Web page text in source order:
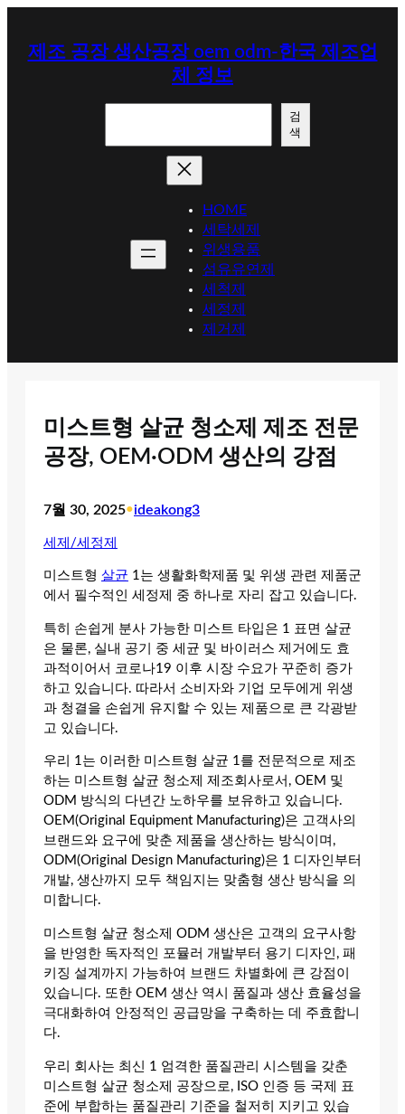
제조 공장 생산공장 oem odm-한국 제조업
체 정보
검
색
HOME
세탁세제
위생용품
섬유유연제
세척제
세정제
제거제
미스트형 살균 청소제 제조 전문
공장, OEM·ODM 생산의 강점
7월 30, 2025•ideakong3
세제/세정제
미스트형 살균 1는 생활화학제품 및 위생 관련 제품군
에서 필수적인 세정제 중 하나로 자리 잡고 있습니다.
특히 손쉽게 분사 가능한 미스트 타입은 1 표면 살균
은 물론, 실내 공기 중 세균 및 바이러스 제거에도 효
과적이어서 코로나19 이후 시장 수요가 꾸준히 증가
하고 있습니다. 따라서 소비자와 기업 모두에게 위생
과 청결을 손쉽게 유지할 수 있는 제품으로 큰 각광받
고 있습니다.
우리 1는 이러한 미스트형 살균 1를 전문적으로 제조
하는 미스트형 살균 청소제 제조회사로서, OEM 및
ODM 방식의 다년간 노하우를 보유하고 있습니다.
OEM(Original Equipment Manufacturing)은 고객사의
브랜드와 요구에 맞춘 제품을 생산하는 방식이며,
ODM(Original Design Manufacturing)은 1 디자인부터
개발, 생산까지 모두 책임지는 맞춤형 생산 방식을 의
미합니다.
미스트형 살균 청소제 ODM 생산은 고객의 요구사항
을 반영한 독자적인 포뮬러 개발부터 용기 디자인, 패
키징 설계까지 가능하여 브랜드 차별화에 큰 강점이
있습니다. 또한 OEM 생산 역시 품질과 생산 효율성을
극대화하여 안정적인 공급망을 구축하는 데 주효합니
다.
우리 회사는 최신 1 엄격한 품질관리 시스템을 갖춘
미스트형 살균 청소제 공장으로, ISO 인증 등 국제 표
준에 부합하는 품질관리 기준을 철저히 지키고 있습